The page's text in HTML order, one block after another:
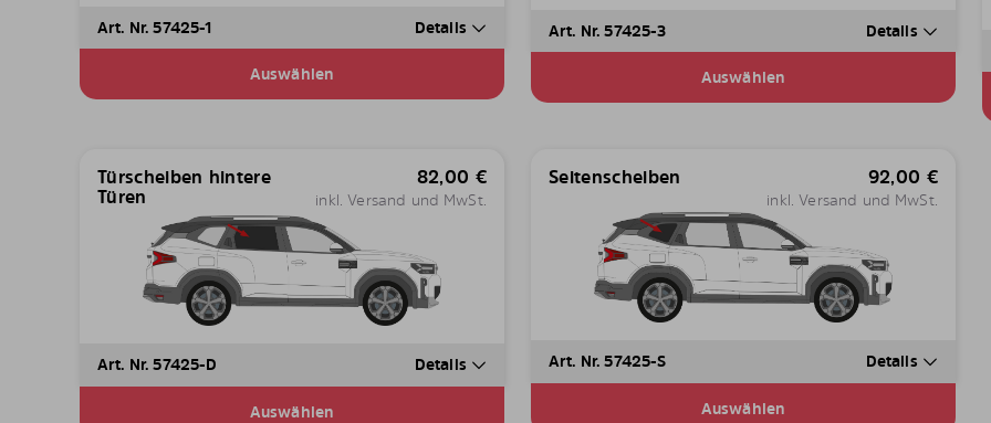
Art. Nr. 57425-1 Details
Auswählen
Art. Nr. 57425-3 Details
Auswählen
Türscheiben hintere
Türen
82,00 €
inkl. Versand und MwSt.
Art. Nr. 57425-D Details
Auswählen
Seitenscheiben 92,00 €
inkl. Versand und MwSt.
Art. Nr. 57425-S Details
Auswählen